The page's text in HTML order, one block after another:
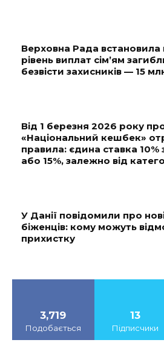
Верховна Рада
рівень виплат сім’ям
безвісти захисників — 15
Від 1 березня 2026 року
«Національний кешбек»
правила: єдина ставка 10%
або 15%, залежно від
У Данії повідомили про
біженців: кому можуть
прихистку
3,719
Подобається
13
Підписчики